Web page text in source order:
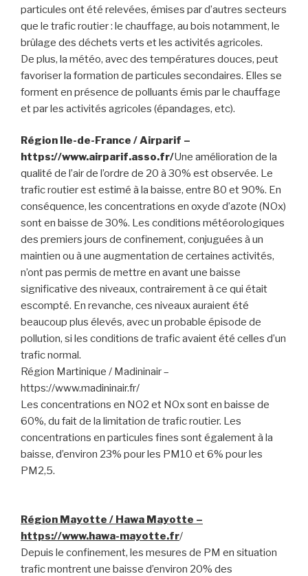
particules ont été relevées, émises par d’autres secteurs
que le trafic routier : le chauffage, au bois notamment, le
brûlage des déchets verts et les activités agricoles.
De plus, la météo, avec des températures douces, peut
favoriser la formation de particules secondaires. Elles se
forment en présence de polluants émis par le chauffage
et par les activités agricoles (épandages, etc).
Région Ile-de-France / Airparif –
https://www.airparif.asso.fr/Une amélioration de la
qualité de l’air de l’ordre de 20 à 30% est observée. Le
trafic routier est estimé à la baisse, entre 80 et 90%. En
conséquence, les concentrations en oxyde d’azote (NOx)
sont en baisse de 30%. Les conditions météorologiques
des premiers jours de confinement, conjuguées à un
maintien ou à une augmentation de certaines activités,
n’ont pas permis de mettre en avant une baisse
significative des niveaux, contrairement à ce qui était
escompté. En revanche, ces niveaux auraient été
beaucoup plus élevés, avec un probable épisode de
pollution, si les conditions de trafic avaient été celles d’un
trafic normal.
Région Martinique / Madininair –
https://www.madininair.fr/
Les concentrations en NO2 et NOx sont en baisse de
60%, du fait de la limitation de trafic routier. Les
concentrations en particules fines sont également à la
baisse, d’environ 23% pour les PM10 et 6% pour les
PM2,5.
Région Mayotte / Hawa Mayotte –
https://www.hawa-mayotte.fr/
Depuis le confinement, les mesures de PM en situation
trafic montrent une baisse d’environ 20% des